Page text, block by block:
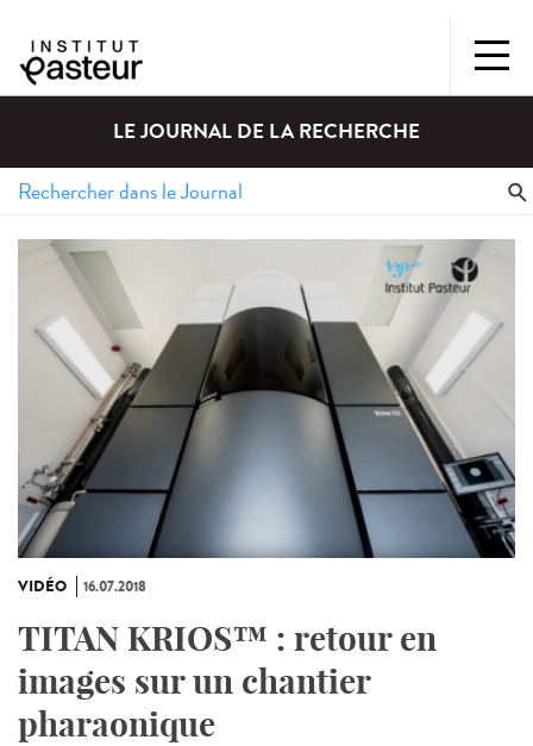
LE JOURNAL DE LA RECHERCHE
VIDÉO 16.07.2018
TITAN KRIOS™ : retour en
images sur un chantier
pharaonique